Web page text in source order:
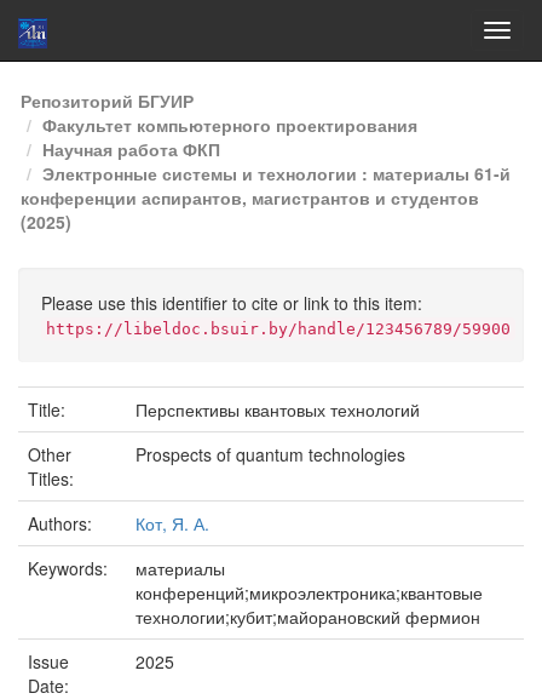
Skip
navigation
Репозиторий БГУИР
Факультет компьютерного проектирования
Научная работа ФКП
Электронные системы и технологии : материалы 61-й
конференции аспирантов, магистрантов и студентов
(2025)
Please use this identifier to cite or link to this item:
https://libeldoc.bsuir.by/handle/123456789/59900
Title:
Перспективы квантовых технологий
Other
Titles:
Prospects of quantum technologies
Authors:
Кот, Я. А.
Keywords:
материалы
конференций;микроэлектроника;квантовые
технологии;кубит;майорановский фермион
Issue
Date:
2025